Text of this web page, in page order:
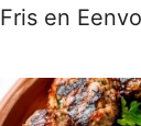
Fris en